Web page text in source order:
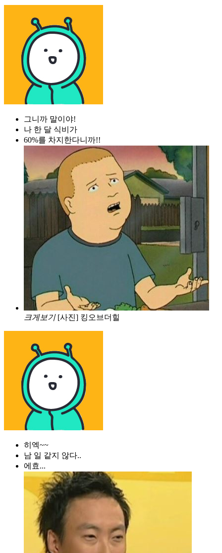
그니까 말이야!
나 한 달 식비가
60%를 차지한다니까!!
크게보기 [사진] 킹오브더힐
히엑~~
남 일 같지 않다..
에효...